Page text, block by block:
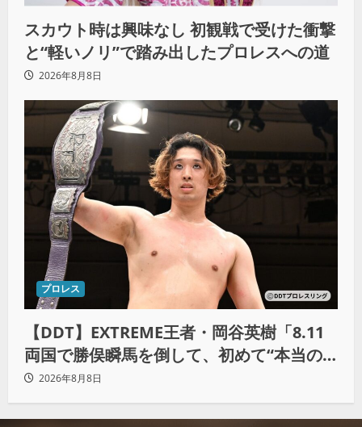
スカウト時は興味なし 初観戦で受けた衝撃
と“軽いノリ”で踏み出したプロレスへの道
2026年8月8日
プロレス
【DDT】EXTREME王者・岡谷英樹「8.11
両国で勝俣瞬馬を倒して、初めて“本当の
王者”になれる」
2026年8月8日